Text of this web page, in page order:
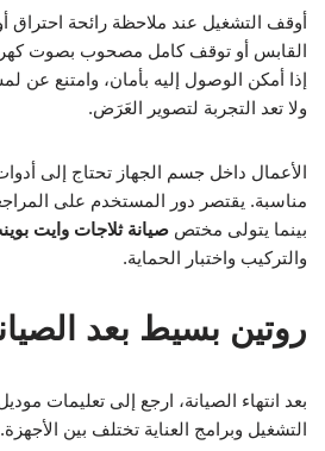
أوقف التشغيل عند ملاحظة رائحة احتراق
القابس أو توقف كامل مصحوب بصوت
إذا أمكن الوصول إليه بأمان، وامتنع عن
ولا تعد التجربة لتصوير العَرَض.
الأعمال داخل جسم الجهاز تحتاج إلى
مناسبة. يقتصر دور المستخدم على
بينما يتولى مختص صيانة ثلاجات وايت
والتركيب واختبار الحماية.
روتين بسيط بعد
بعد انتهاء الصيانة، ارجع إلى تعليمات
التشغيل وبرامج العناية تختلف بين